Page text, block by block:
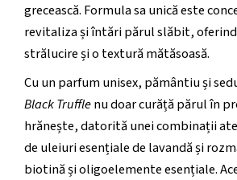
grecească. Formula sa unică este
revitaliza și întări părul slăbit,
strălucire și o textură mătăsoasă.
Cu un parfum unisex, pământiu și
Black Trufflenu doar curăță părul în
hrănește, datorită unei combinații
de uleiuri esențiale de lavandă și
biotină și oligoelemente esențiale.